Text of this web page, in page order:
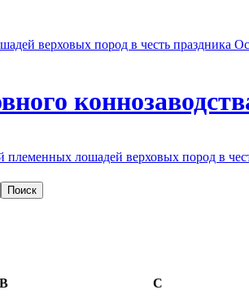
верховых пород в честь праздника
лошадей верховых пород в
В С